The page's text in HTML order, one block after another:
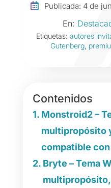
 Publicada: 4 de
En:
Etiquetas: autores
Gutenberg,
Contenidos
Monstroid2 –
multipropósito
compatible
Bryte – Tema